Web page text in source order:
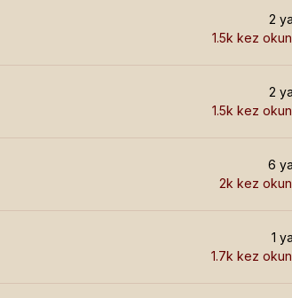
2
1.5k kez
2
1.5k kez
6
2k kez
1
1.7k kez